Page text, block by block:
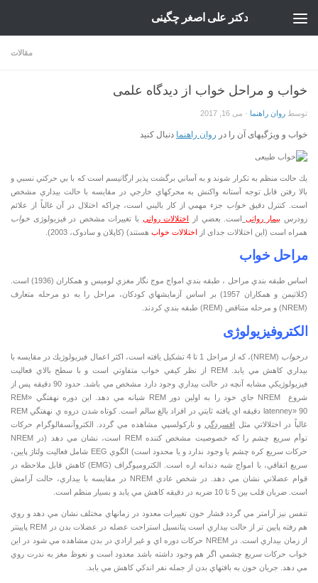
دکتر علی اصغر چگینی
مقالات
خواب و مراحل خواب از دیدگاه علمی
توسط روان راهنما · می 16, 2017
خواب و ویژگیهای آن را در روان راهنما دنبال کنید
يك حالت منظم به تكرار شوند و به آساني برگشت پذير ارگانيسم است كه با بي حركتي نسبي و
بالا رفتن قابل توجه آستانه واكنش به محركهاي خارجي در مقايسه با حالت بيداري مشخص
است. كنترل دقيقخواب جزء مهمي از كار باليني است، چراکه اختلال در آن غالباً از علائم
زودرس بيمار روانی است. بعضي از اختلالات روانی با تغييرات مشخص در فيزيولوژی خواب
همراه است (این اختلالات جدای از اختلالات خواب هستند) (کاپلان و سادوک، 2003).
مراحل خواب
اساس طبقه بندي مراحل ، طبقه بندي امواج موج نگار مغزي لوميس و همكاران (1936) است.
(كلاتيمن و همكاران 1957) بر اساس آزمايشهاي كودكان، مراحل را به دو مرحله متعارف
(NREM) و مرحله متناقض (REM) طبقه بندي كردند.
الكتروفيزيولوژی
درخواب
(NREM)، كه از مراحل 1 تا 4 تشكيل يافته است، اكثر اعمال فيزيولوژيك در مقايسه با
بيداري كاهش مي يابد. REM از نظر كيفي خواب متفاوتي است و با سطح بالاي فعاليت
فيزيولوژيكي مشابه آنچه در حالت بيداري وجود دارد مشخص مي باشد. حدود 90 دقيقه پس از
شروع NREM جاي خود را به اولين دور REM شبانه مي دهد. اين دوره نهفتگي «REM
latenney» 90 دقيقه اي يافته ثابتي در افراد بالغ سالم است. كوتاه شدن دروه ي نهفتگي REM
غالباً در اختلالاتي مثل افسردگي و ناركولسپي مشاهده مي گردد. الكتروآنسفالوگرام حركات
توأم سريع چشم را كه خصوصيت مشخص كننده REM است، نشان مي دهد (در NREM
حركات سريع كره چشم يا وجود ندارد و يا محدود است) الگوي EEG شامل فعاليت ولتاژ پايين،
سريع اتفاقي، با امواج شبه دندانه اره است. الكتروميوگراف (EMG) كاهش قابل ملاحظه در
قوام عضلاني نشان مي دهد. در شخص عادي NREM در مقايسه با بيداري، حالت آرامش
است. ضربان قلب بين 5 تا 10 ضربه در دقيقه كاهش مي يابد و بسيار منظم است.
تنفس نيز آرامتر مي گردد فشار خون تغييرات معدود در زمانهاي مختلف نشان مي دهد و روي
هم رفته پايين تر از حالت بيداري است پتانسيل استراحت عضله در عضلات بدن در REM پايينتر
از زمان بيداري است. در NREM حركات دوره اي و غير ارادي در بدن مشاهده مي شود در اين
خواب حركات سريع چشمي اگر هم وجود داشته باشد معدود است و نعوظ مغز به ندرت روي
مي دهد. جريان خون به بافتهاي بدن از جمله نفر اندكي كاهش مي يابد.